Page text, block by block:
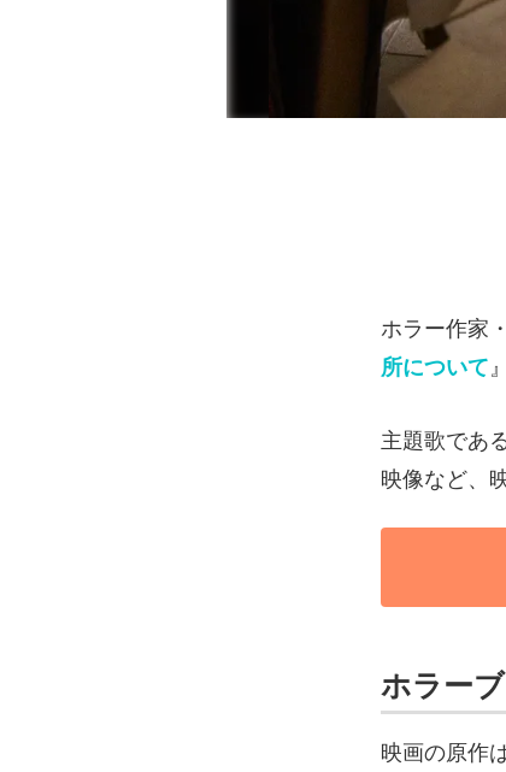
ホラー作家・
所について
主題歌であ
映像など、
ホラー
映画の原作